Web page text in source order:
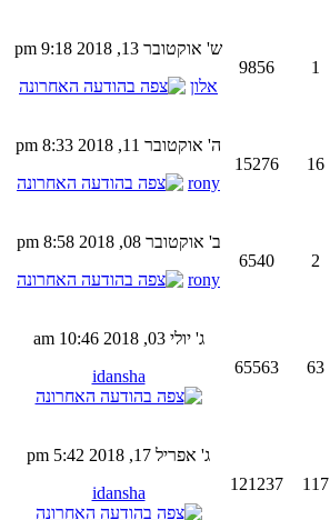
1
9856
ש' אוקטובר 13, 2018 9:18 pm
אלון
16
15276
ה' אוקטובר 11, 2018 8:33 pm
rony
2
6540
ב' אוקטובר 08, 2018 8:58 pm
rony
63
65563
ג' יולי 03, 2018 10:46 am
idansha
117
121237
ג' אפריל 17, 2018 5:42 pm
idansha